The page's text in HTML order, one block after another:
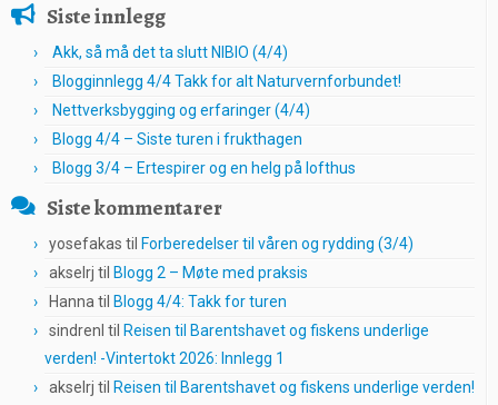
Siste innlegg
Akk, så må det ta slutt NIBIO (4/4)
Blogginnlegg 4/4 Takk for alt Naturvernforbundet!
Nettverksbygging og erfaringer (4/4)
Blogg 4/4 – Siste turen i frukthagen
Blogg 3/4 – Ertespirer og en helg på lofthus
Siste kommentarer
yosefakas til Forberedelser til våren og rydding (3/4)
akselrj til Blogg 2 – Møte med praksis
Hanna til Blogg 4/4: Takk for turen
sindrenl til Reisen til Barentshavet og fiskens underlige
verden! -Vintertokt 2026: Innlegg 1
akselrj til Reisen til Barentshavet og fiskens underlige verden!